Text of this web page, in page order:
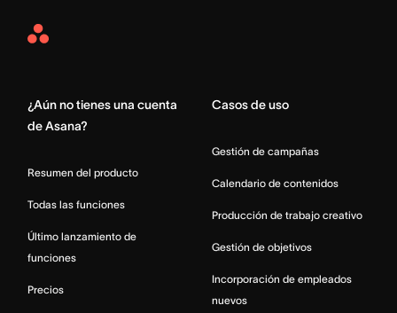
Asana
¿Aún no tienes una cuenta
de Asana?
Resumen del producto
Todas las funciones
Último lanzamiento de
funciones
Precios
Casos de uso
Gestión de campañas
Calendario de contenidos
Producción de trabajo creativo
Gestión de objetivos
Incorporación de empleados
nuevos